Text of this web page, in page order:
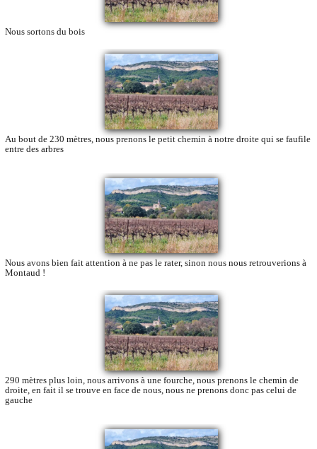
Nous sortons du bois
Au bout de 230 mètres, nous prenons le petit chemin à notre droite qui se faufile
entre des arbres
Nous avons bien fait attention à ne pas le rater, sinon nous nous retrouverions à
Montaud !
290 mètres plus loin, nous arrivons à une fourche, nous prenons le chemin de
droite, en fait il se trouve en face de nous, nous ne prenons donc pas celui de
gauche